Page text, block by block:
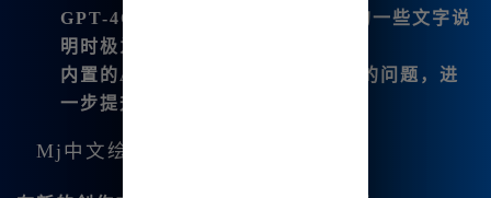
GPT-4O增强版，这在我进行创作的一些文字说
明时极为便利；
内置的AI对话功能可以直接回答我的问题，进
一步提升了我的创作效率。
Mj中文绘画的创作步骤